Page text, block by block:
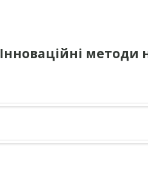
Інноваційні методи